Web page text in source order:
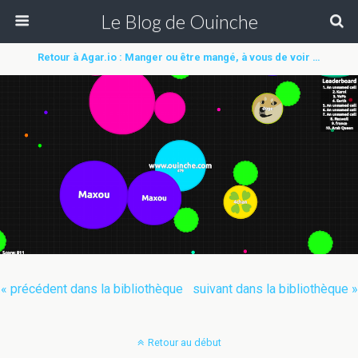
Le Blog de Ouinche
Retour à Agar.io : Manger ou être mangé, à vous de voir …
« précédent dans la bibliothèque suivant dans la bibliothèque »
Retour au début